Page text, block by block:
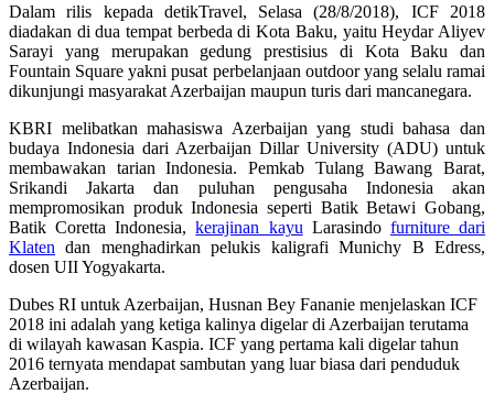
Dalam rilis kepada detikTravel, Selasa (28/8/2018), ICF 2018
diadakan di dua tempat berbeda di Kota Baku, yaitu Heydar Aliyev
Sarayi yang merupakan gedung prestisius di Kota Baku dan
Fountain Square yakni pusat perbelanjaan outdoor yang selalu ramai
dikunjungi masyarakat Azerbaijan maupun turis dari mancanegara.
KBRI melibatkan mahasiswa Azerbaijan yang studi bahasa dan
budaya Indonesia dari Azerbaijan Dillar University (ADU) untuk
membawakan tarian Indonesia. Pemkab Tulang Bawang Barat,
Srikandi Jakarta dan puluhan pengusaha Indonesia akan
mempromosikan produk Indonesia seperti Batik Betawi Gobang,
Batik Coretta Indonesia,kerajinan kayu Larasindo furniture dari
Klaten dan menghadirkan pelukis kaligrafi Munichy B Edress,
dosen UII Yogyakarta.
Dubes RI untuk Azerbaijan, Husnan Bey Fananie menjelaskan ICF
2018 ini adalah yang ketiga kalinya digelar di Azerbaijan terutama
di wilayah kawasan Kaspia. ICF yang pertama kali digelar tahun
2016 ternyata mendapat sambutan yang luar biasa dari penduduk
Azerbaijan.